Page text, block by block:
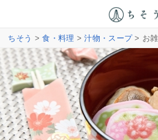
ちそう >食・料理 >汁物・スープ> お雑